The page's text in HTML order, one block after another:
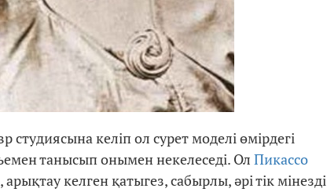
келіп ол сурет моделі өмірдегі
танысып онымен некелеседі. Ол Пикассо
келген қатыгез, сабырлы, әрі тік мінезді